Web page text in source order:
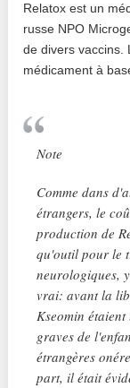
Relatox est un
russe NPO
de divers vaccins.
médicament à
Note
Comme dans
étrangers, le
production de
qu'outil pour le
neurologiques,
vrai: avant la
Kseomin
graves de
étrangères
part, il était